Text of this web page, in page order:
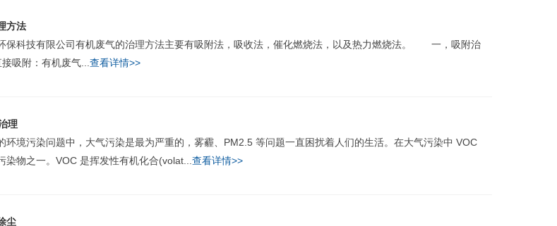
方法
科技有限公司有机废气的治理方法主要有吸附法，吸收法，催化燃烧法，以及热力燃烧法。 一，吸附治
附：有机废气... 查看详情>>
理
境污染问题中，大气污染是最为严重的，雾霾、PM2.5 等问题一直困扰着人们的生活。在大气污染中 VOC
染物之一。VOC 是挥发性有机化合(volat... 查看详情>>
尘